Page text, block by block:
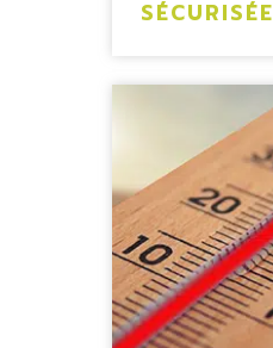
SÉCURISÉE